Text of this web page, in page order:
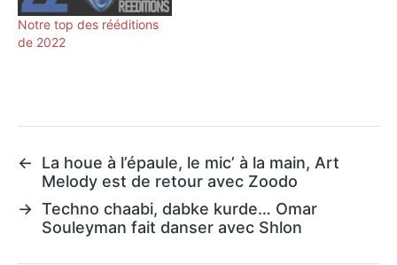
Notre top des rééditions
de 2022
←
La houe à l’épaule, le mic’ à la main, Art
Melody est de retour avec Zoodo
→ Techno chaabi, dabke kurde… Omar
Souleyman fait danser avec Shlon